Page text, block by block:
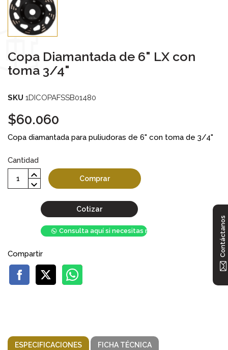
Copa Diamantada de 6" LX con
toma 3/4"
SKU 1DICOPAFSSB01480
$60.060
Copa diamantada para puliudoras de 6" con toma de 3/4"
Cantidad
Comprar
Cotizar
Consulta aquí si necesitas mayor stock
Compartir
ESPECIFICACIONES FICHA TÉCNICA
Contáctanos